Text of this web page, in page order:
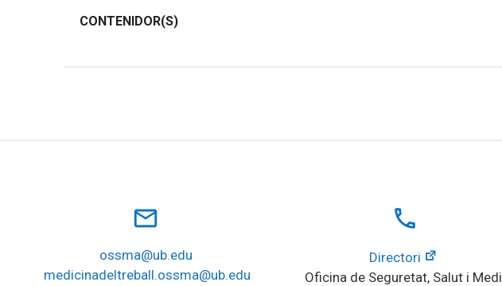
CONTENIDOR(S)
mail_outline
ossma@ub.edu
medicinadeltreball.ossma@ub.edu
local_phone
Directori
Oficina de Seguretat, Salut i Medi